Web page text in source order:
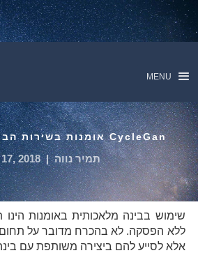
MENU
CycleGan אומנות בשירות הבינה המלאכותית
תמיר נווה |
2018
שימוש בבינה מלאכותית באומנות
ללא הפסקה. לא בהכרח מדובר על תחום
אלא לסייע להם ביצירה משותפת עם